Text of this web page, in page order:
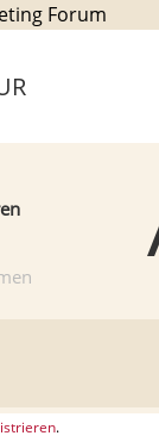
Forum
.